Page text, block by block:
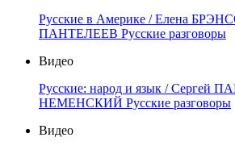
Русские в Америке / Елена
ПАНТЕЛЕЕВ Русские разговоры
Видео
Русские: народ и язык / Сергей
НЕМЕНСКИЙ Русские разговоры
Видео